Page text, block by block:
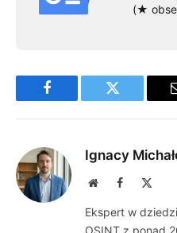
(★
Facebook Twitter
Ignacy
WebsiteFacebook
Ekspert w
OSINT z ponad